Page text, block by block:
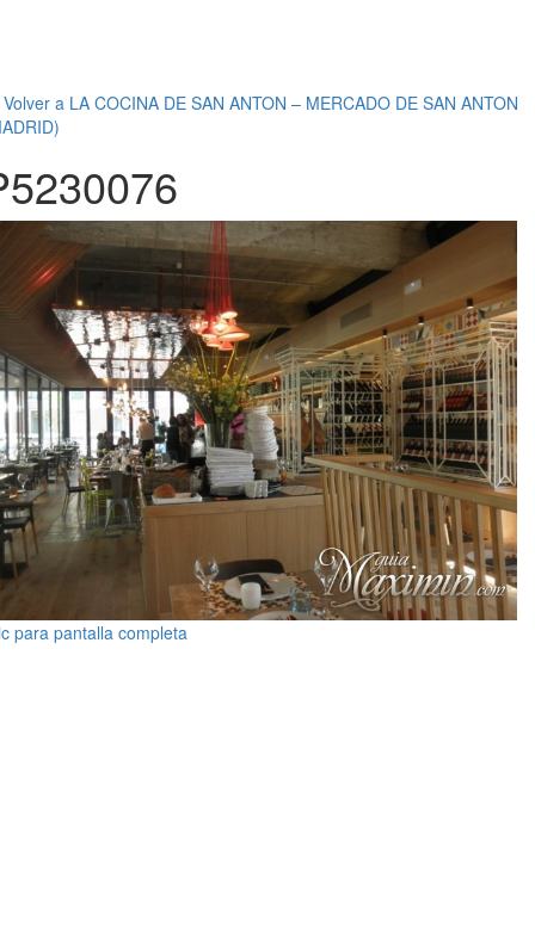
Volver a LA COCINA DE SAN ANTON – MERCADO DE SAN ANTON
para pantalla completa